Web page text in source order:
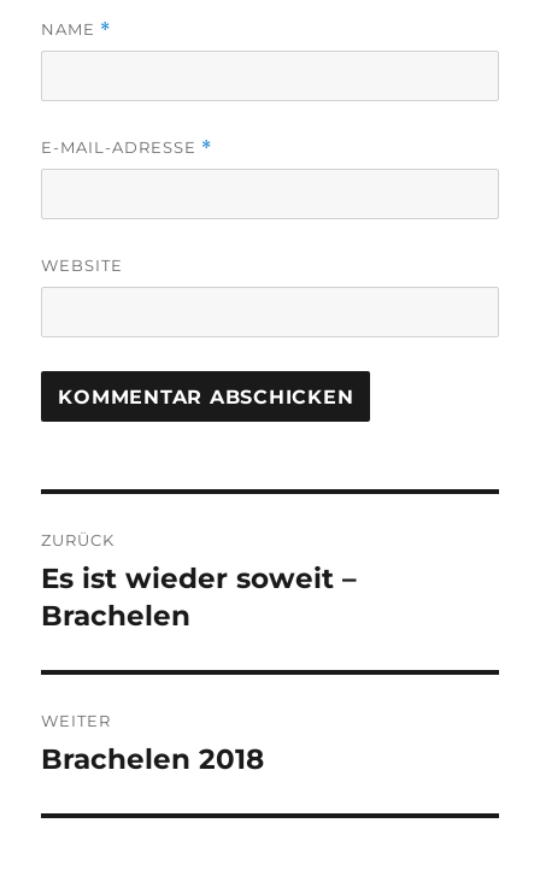
NAME *
E-MAIL-ADRESSE *
WEBSITE
ZURÜCK
Vorheriger
Beitrag:
Es ist wieder soweit –
Brachelen
WEITER
Nächster
Brachelen 2018